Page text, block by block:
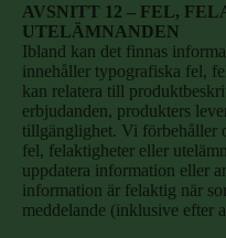
AVSNITT 12 – FEL,
UTELÄMNANDEN
Ibland kan det finnas
innehåller typografiska fel,
kan relatera till
erbjudanden, produkters
tillgänglighet. Vi förbehåller
fel, felaktigheter eller
uppdatera information eller
information är felaktig när
meddelande (inklusive efter